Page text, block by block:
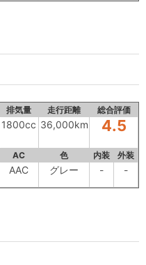
排気量 走行距離 総合評価
1800cc 36,000km 4.5
AC 色 内装 外装
AAC グレー - -